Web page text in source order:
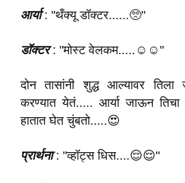
आर्या: "थँक्यू डॉक्टर......🥺"
डॉक्टर: "मोस्ट वेलकम.....☺️☺️"
दोन तासांनी शुद्ध आल्यावर तिला
करण्यात येतं..... आर्या जाऊन तिचा
हातात घेत चुंबतो.....😍
प्रार्थना: "व्हॉट्स धिस....😌😌"